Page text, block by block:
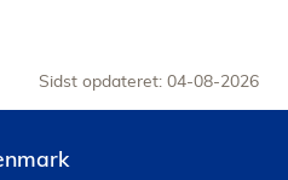
Sidst opdateret: 04-08-2026